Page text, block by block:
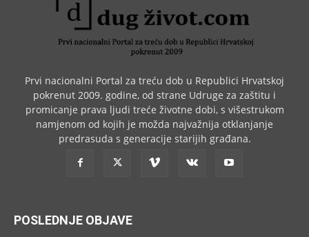
Prvi nacionalni Portal za treću dob u Republici Hrvatskoj
pokrenut 2009. godine, od strane Udruge za zaštitu i
promicanje prava ljudi treće životne dobi, s višestrukom
namjenom od kojih je možda najvažnija otklanjanje
predrasuda s generacije starijih građana.
POSLEDNJE OBJAVE